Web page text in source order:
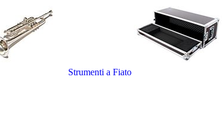
Strumenti a Fiato